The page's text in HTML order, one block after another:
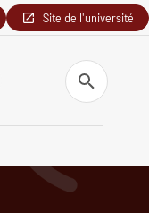
Site de l'université
Recherche